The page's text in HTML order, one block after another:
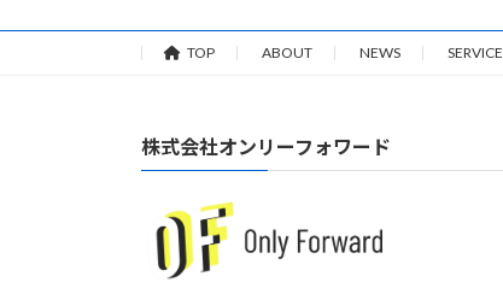
TOP ABOUT NEWS SERVICE
株式会社オンリーフォワード